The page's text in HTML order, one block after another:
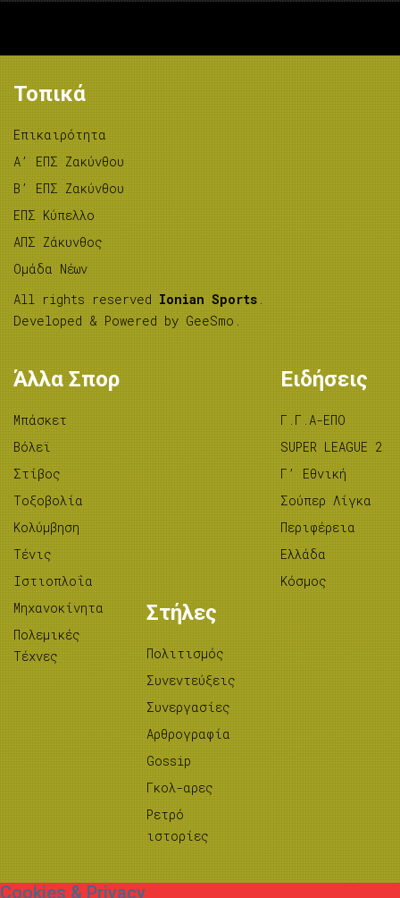
Τοπικά
Επικαιρότητα
A’ ΕΠΣ Ζακύνθου
B’ ΕΠΣ Ζακύνθου
ΕΠΣ Κύπελλο
ΑΠΣ Ζάκυνθος
Ομάδα Νέων
All rights reserved Ionian Sports .
Developed & Powered by GeeSmo .
Άλλα Σπορ
Μπάσκετ
Βόλεϊ
Στίβος
Tοξοβολία
Κολύμβηση
Τένις
Ιστιοπλοΐα
Μηχανοκίνητα
Πολεμικές
Τέχνες
Ειδήσεις
Γ.Γ.Α-ΕΠΟ
SUPER LEAGUE 2
Γ’ Εθνική
Σούπερ Λίγκα
Περιφέρεια
Ελλάδα
Κόσμος
Στήλες
Πολιτισμός
Συνεντεύξεις
Συνεργασίες
Αρθρογραφία
Gossip
Γκολ-αρες
Ρετρό
ιστορίες
Cookies & Privacy